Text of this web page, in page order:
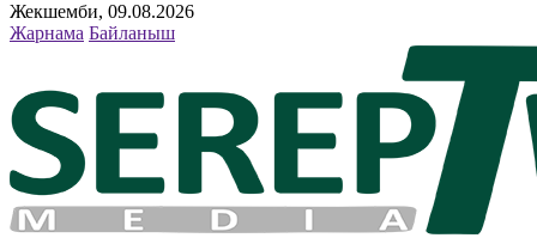
Жекшемби, 09.08.2026
Жарнама Байланыш